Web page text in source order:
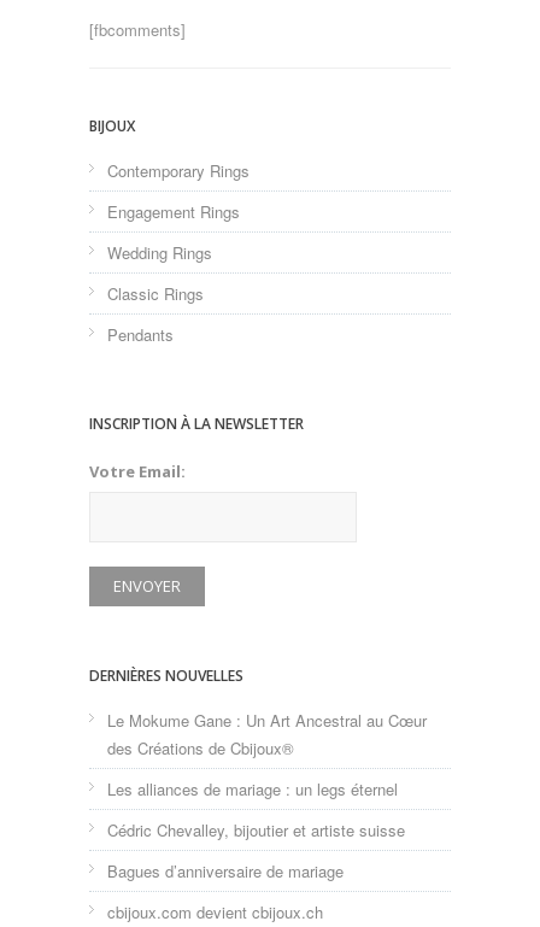
[fbcomments]
BIJOUX
Contemporary Rings
Engagement Rings
Wedding Rings
Classic Rings
Pendants
INSCRIPTION À LA NEWSLETTER
Votre Email:
DERNIÈRES NOUVELLES
Le Mokume Gane : Un Art Ancestral au Cœur
des Créations de Cbijoux®
Les alliances de mariage : un legs éternel
Cédric Chevalley, bijoutier et artiste suisse
Bagues d’anniversaire de mariage
cbijoux.com devient cbijoux.ch